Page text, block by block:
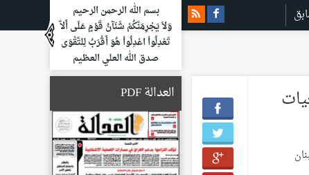
بسم الله الرحمن الرحيم
وَلاَ يَجْرِمَنَّكُمْ شَنَآنُ قَوْمٍ عَلَى أَلاَّ
تَعْدِلُواْ اعْدِلُواْ هُوَ أَقْرَبُ لِلتَّقْوَى
صدق الله العلي العظيم
العدالة PDF